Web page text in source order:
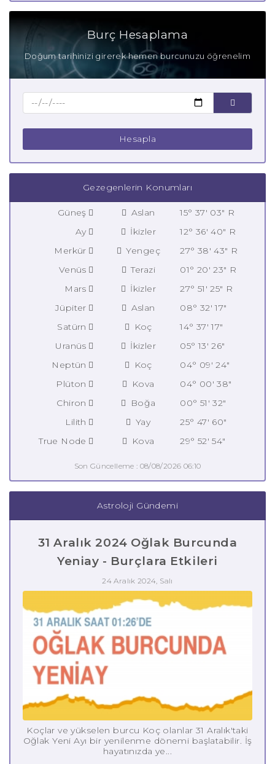
Burç Hesaplama
Doğum tarihinizi girerek hemen burcunuzu öğrenelim
Hesapla
Gezegenlerin Konumları
Güneş Aslan
15° 37' 03" R
Ay
İkizler
12° 36' 40" R
Merkür
Yengeç
27° 38' 43" R
Venüs
Terazi
01° 20' 23" R
Mars
İkizler
27° 51' 25" R
Jüpiter
Aslan
08° 32' 17"
Satürn
Koç
14° 37' 17"
Uranüs
İkizler
05° 13' 26"
Neptün
Koç
04° 09' 24"
Plüton
Kova
04° 00' 38"
Chiron
Boğa
00° 51' 32"
Lilith
Yay
25° 47' 60"
True Node
Kova 29° 52' 54"
Son Güncelleme : 08/08/2026 06:10
Astroloji Gündemi
31 Aralık 2024 Oğlak Burcunda
Yeniay - Burçlara Etkileri
24 Aralık 2024, Salı
Koçlar ve yükselen burcu Koç olanlar 31 Aralık'taki
Oğlak Yeni Ayı bir yenilenme dönemi başlatabilir. İş
hayatınızda ye...